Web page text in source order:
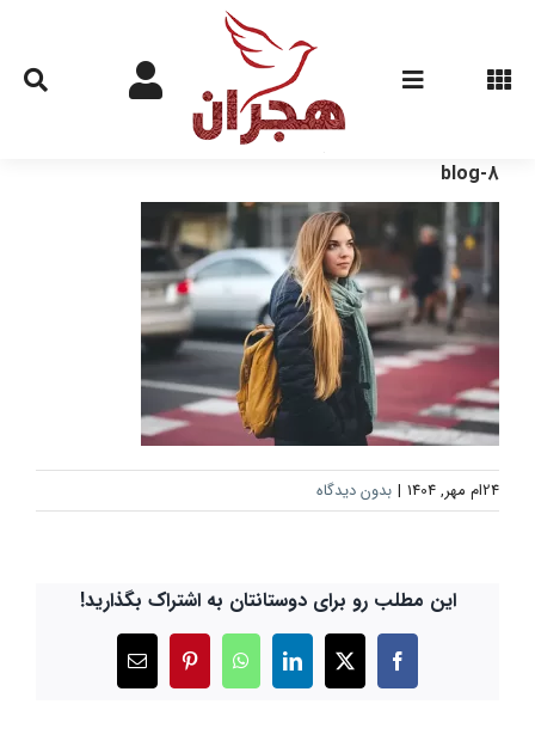
content
blog-8
24ام مهر, 1404 | بدون دیدگاه
این مطلب رو برای دوستانتان به اشتراک بگذارید!
Facebook
X
LinkedIn
WhatsApp
Pinterest